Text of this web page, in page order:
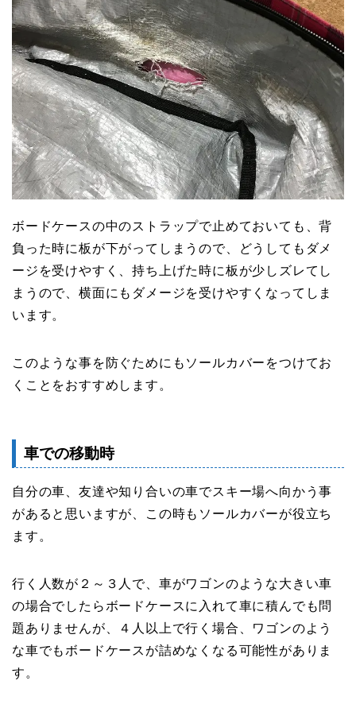
ボードケースの中のストラップで止めておいても、背
負った時に板が下がってしまうので、どうしてもダメ
ージを受けやすく、持ち上げた時に板が少しズレてし
まうので、横面にもダメージを受けやすくなってしま
います。
このような事を防ぐためにもソールカバーをつけてお
くことをおすすめします。
車での移動時
自分の車、友達や知り合いの車でスキー場へ向かう事
があると思いますが、この時もソールカバーが役立ち
ます。
行く人数が２～３人で、車がワゴンのような大きい車
の場合でしたらボードケースに入れて車に積んでも問
題ありませんが、４人以上で行く場合、ワゴンのよう
な車でもボードケースが詰めなくなる可能性がありま
す。